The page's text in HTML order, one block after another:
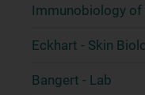
Immunobiology of
Eckhart - Skin
Bangert - Lab